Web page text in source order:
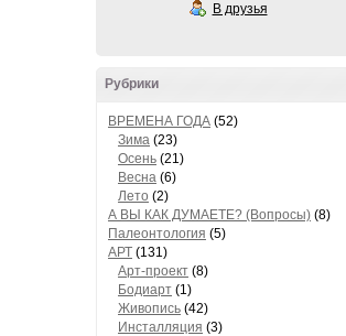
В друзья
Рубрики
ВРЕМЕНА ГОДА (52)
Зима (23)
Осень (21)
Весна (6)
Лето (2)
А ВЫ КАК ДУМАЕТЕ? (Вопросы) (8)
Палеонтология (5)
АРТ (131)
Арт-проект (8)
Бодиарт (1)
Живопись (42)
Инсталляция (3)